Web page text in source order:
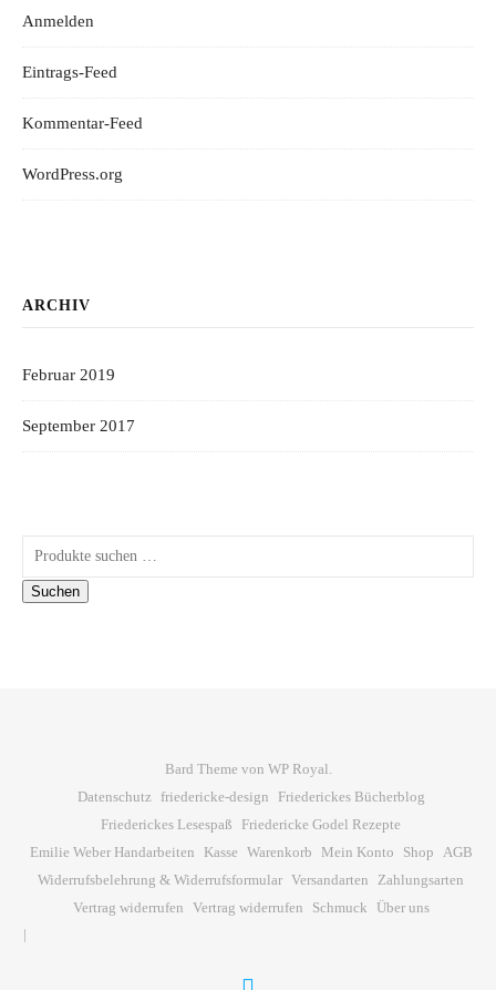
Anmelden
Eintrags-Feed
Kommentar-Feed
WordPress.org
ARCHIV
Februar 2019
September 2017
Suchen nach:
Suchen
Bard Theme von WP Royal.
Datenschutz
friedericke-design
Friederickes Bücherblog
Friederickes Lesespaß
Friedericke Godel Rezepte
Emilie Weber Handarbeiten
Kasse Warenkorb Mein Konto Shop AGB
Widerrufsbelehrung & Widerrufsformular Versandarten Zahlungsarten
Vertrag widerrufen Vertrag widerrufen Schmuck Über uns